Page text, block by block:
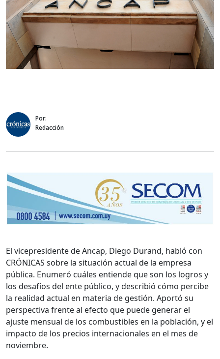
Por:
Redacción
El vicepresidente de Ancap, Diego Durand, habló con
CRÓNICAS sobre la situación actual de la empresa
pública. Enumeró cuáles entiende que son los logros y
los desafíos del ente público, y describió cómo percibe
la realidad actual en materia de gestión. Aportó su
perspectiva frente al efecto que puede generar el
ajuste mensual de los combustibles en la población, y el
impacto de los precios internacionales en el mes de
noviembre.